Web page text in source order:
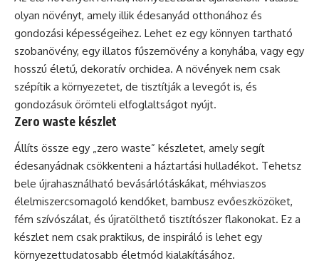
olyan növényt, amely illik édesanyád otthonához és
gondozási képességeihez. Lehet ez egy könnyen tartható
szobanövény, egy illatos fűszernövény a konyhába, vagy egy
hosszú életű, dekoratív orchidea. A növények nem csak
szépítik a környezetet, de tisztítják a levegőt is, és
gondozásuk örömteli elfoglaltságot nyújt.
Zero waste készlet
Állíts össze egy „zero waste” készletet, amely segít
édesanyádnak csökkenteni a háztartási hulladékot. Tehetsz
bele újrahasználható bevásárlótáskákat, méhviaszos
élelmiszercsomagoló kendőket, bambusz evőeszközöket,
fém szívószálat, és újratölthető tisztítószer flakonokat. Ez a
készlet nem csak praktikus, de inspiráló is lehet egy
környezettudatosabb életmód kialakításához.